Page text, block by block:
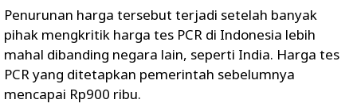
Penurunan harga tersebut terjadi setelah banyak
pihak mengkritik harga tes PCR di Indonesia lebih
mahal dibanding negara lain, seperti India. Harga tes
PCR yang ditetapkan pemerintah sebelumnya
mencapai Rp900 ribu.